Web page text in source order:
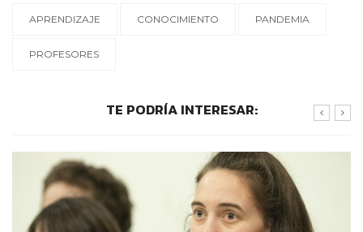
APRENDIZAJE CONOCIMIENTO PANDEMIA
PROFESORES
TE PODRÍA INTERESAR: